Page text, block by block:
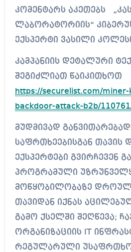
კომენტარს აკეთებს
ლაბორატორიის“
ექსპერტი ვასილი
კამპანიის დეტალური
შეგიძლიათ წაიკითხოთ
https://securelist.com/
backdoor-attack-b2b/
მუდმივად
საფრთხეებისგან თავის
ექსპერტები გვირჩევენ
პროგრამული
მოწყობილობაზე
თავიდან იქნას
გამო ქსელში შეღწევა;
ორგანიზაციის IT
რეგულარული